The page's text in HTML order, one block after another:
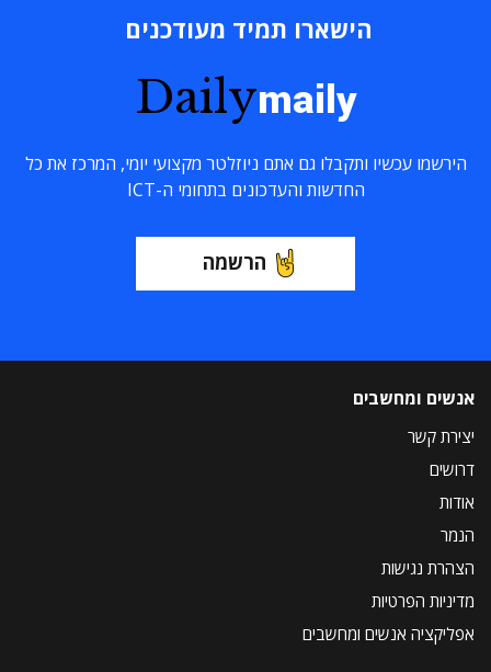
הישארו תמיד מעודכנים
Dailymaily
הירשמו עכשיו ותקבלו גם אתם ניוזלטר מקצועי יומי, המרכז את כל
החדשות והעדכונים בתחומי ה-ICT
הרשמה
אנשים ומחשבים
יצירת קשר
דרושים
אודות
הנמר
הצהרת נגישות
מדיניות הפרטיות
אפליקציה אנשים ומחשבים